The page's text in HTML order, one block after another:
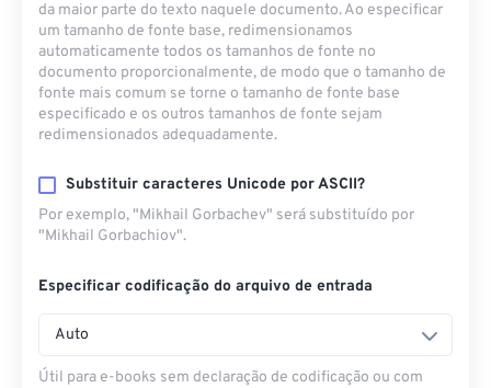
da maior parte do texto naquele documento. Ao especificar
um tamanho de fonte base, redimensionamos
automaticamente todos os tamanhos de fonte no
documento proporcionalmente, de modo que o tamanho de
fonte mais comum se torne o tamanho de fonte base
especificado e os outros tamanhos de fonte sejam
redimensionados adequadamente.
Substituir caracteres Unicode por ASCII?
Por exemplo, "Mikhail Gorbachev" será substituído por
"Mikhail Gorbachiov".
Especificar codificação do arquivo de entrada
Auto
Útil para e-books sem declaração de codificação ou com